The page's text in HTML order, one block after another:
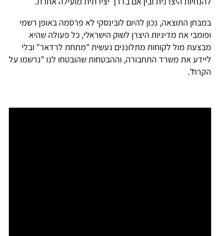
במבחן התוצאה, נכון להיום לובינסקי לא פרסמה באופן רשמי
ופומבי את מדיניות היצרן לשוק הישראלי, כל פעולה שהיא
מבצעת מול לקוחות מתלוננים נעשית "מתחת לרדאר" ובלי
ליידע את משרד התחבורה, וההבטחות שהובטחו לנו "נרשמו על
הקרח".